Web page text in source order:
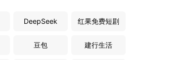
DeepSeek 红果免费短剧
豆包 建行生活